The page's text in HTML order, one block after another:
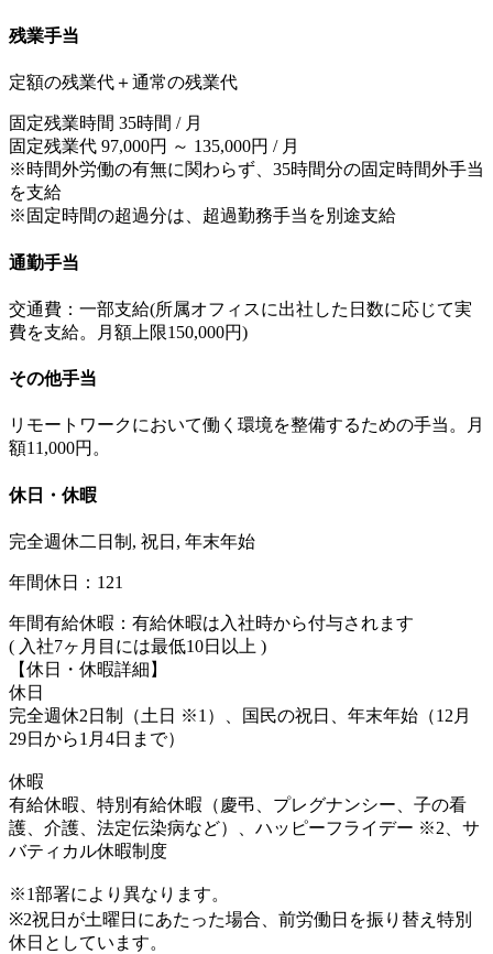
残業手当
定額の残業代＋通常の残業代
固定残業時間 35時間 / 月
固定残業代 97,000円 ～ 135,000円 / 月
※時間外労働の有無に関わらず、35時間分の固定時間外手当
を支給
※固定時間の超過分は、超過勤務手当を別途支給
通勤手当
交通費：一部支給(所属オフィスに出社した日数に応じて実
費を支給。月額上限150,000円)
その他手当
リモートワークにおいて働く環境を整備するための手当。月
額11,000円。
休日・休暇
完全週休二日制, 祝日, 年末年始
年間休日：121
年間有給休暇：有給休暇は入社時から付与されます
( 入社7ヶ月目には最低10日以上 )
【休日・休暇詳細】
休日
完全週休2日制（土日 ※1）、国民の祝日、年末年始（12月
29日から1月4日まで）
休暇
有給休暇、特別有給休暇（慶弔、プレグナンシー、子の看
護、介護、法定伝染病など）、ハッピーフライデー ※2、サ
バティカル休暇制度
※1部署により異なります。
※2祝日が土曜日にあたった場合、前労働日を振り替え特別
休日としています。